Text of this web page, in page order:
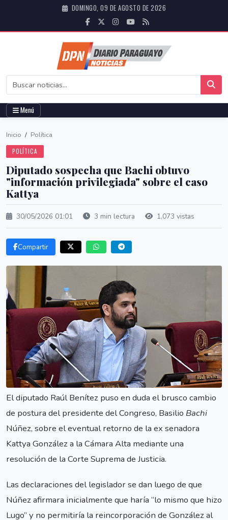
DOMINGO, 09 DE AGOSTO DE 2026
Menú
Inicio / Política
POLÍTICA
Diputado sospecha que Bachi obtuvo
"información privilegiada" sobre el caso
Kattya
30/05/2026 01:01 3 min lectura 1,073 vistas
Compartir
El diputado Raúl Benítez puso en duda el brusco cambio
de postura del presidente del Congreso, Basilio Bachi
Núñez, sobre el eventual retorno de la ex senadora
Kattya González a la Cámara Alta mediante una
resolución de la Corte Suprema de Justicia.
Las declaraciones del legislador se dan luego de que
Núñez afirmara inicialmente que haría “lo mismo que hizo
Lugo” y no permitiría la reincorporación de González al